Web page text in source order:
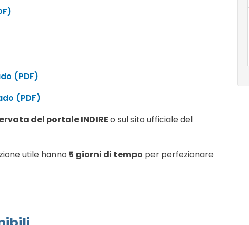
(PDF)
(PDF)
del portale INDIRE o sul sito ufficiale del
utile hanno 5 giorni di tempo per perfezionare